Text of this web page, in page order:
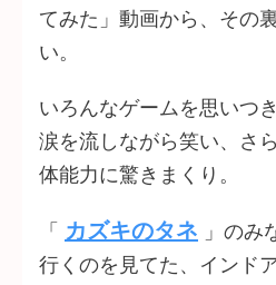
てみた」動画から、その
い。
いろんなゲームを思いつ
涙を流しながら笑い、さ
体能力に驚きまくり。
「 カズキのタネ 」のみ
行くのを見てた、インド